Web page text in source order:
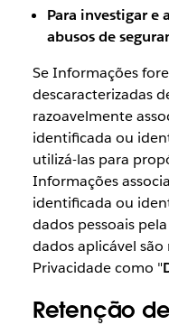
Para investigar e
abusos de
Se Informações
descaracterizadas
razoavelmente
identificada ou
utilizá-las para
Informações
identificada ou
dados pessoais
dados aplicável
Privacidade como "
Retenção